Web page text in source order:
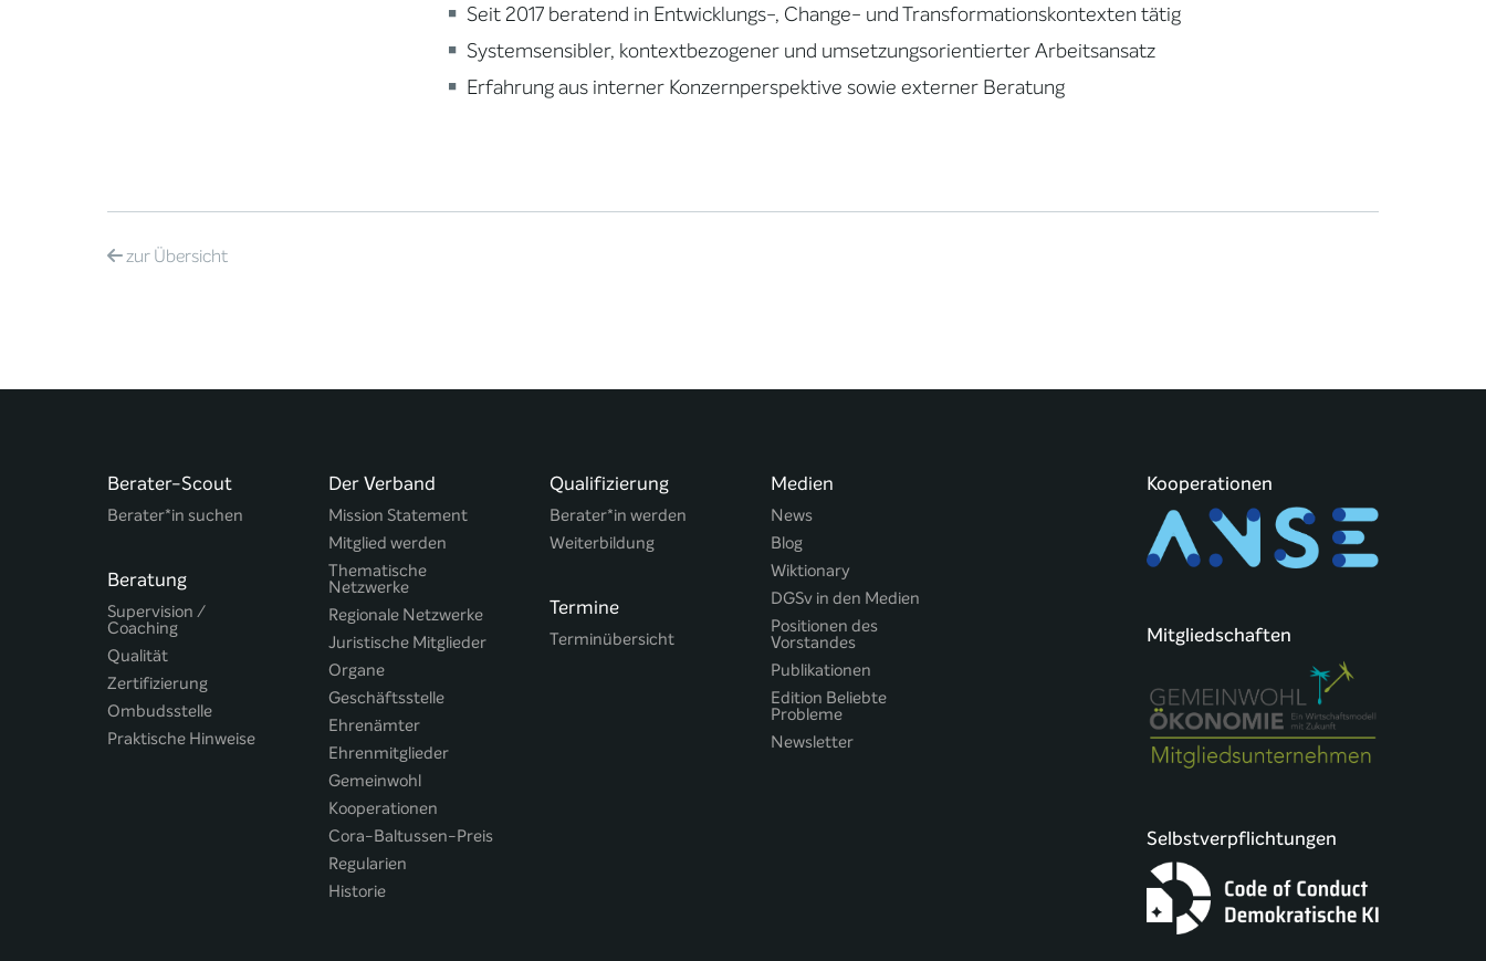
Seit 2017 beratend in Entwicklungs-, Change- und Transformationskontexten tätig
Systemsensibler, kontextbezogener und umsetzungsorientierter Arbeitsansatz
Erfahrung aus interner Konzernperspektive sowie externer Beratung
zurÜbersicht
Berater-Scout
Berater*in suchen
Beratung
Supervision /
Coaching
Qualität
Zertifizierung
Ombudsstelle
Praktische Hinweise
Der Verband
Mission Statement
Mitglied werden
Thematische
Netzwerke
Regionale Netzwerke
Juristische Mitglieder
Organe
Geschäftsstelle
Ehrenämter
Ehrenmitglieder
Gemeinwohl
Kooperationen
Cora-Baltussen-Preis
Regularien
Historie
Qualifizierung
Berater*in werden
Weiterbildung
Termine
Terminübersicht
Medien
News
Blog
Wiktionary
DGSv in den Medien
Positionen des
Vorstandes
Publikationen
Edition Beliebte
Probleme
Newsletter
Kooperationen
Mitgliedschaften
Selbstverpflichtungen